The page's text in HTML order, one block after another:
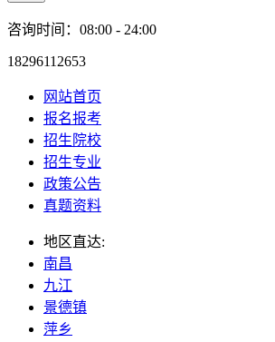
咨询时间：08:00 - 24:00
18296112653
网站首页
报名报考
招生院校
招生专业
政策公告
真题资料
地区直达:
南昌
九江
景德镇
萍乡